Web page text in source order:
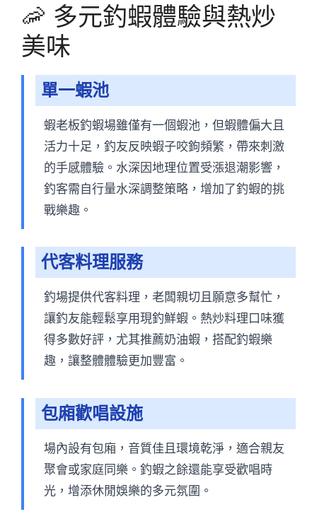
🦐 多元釣蝦體驗與熱炒
美味
單一蝦池
蝦老板釣蝦場雖僅有一個蝦池，但蝦體偏大且
活力十足，釣友反映蝦子咬鉤頻繁，帶來刺激
的手感體驗。水深因地理位置受漲退潮影響，
釣客需自行量水深調整策略，增加了釣蝦的挑
戰樂趣。
代客料理服務
釣場提供代客料理，老闆親切且願意多幫忙，
讓釣友能輕鬆享用現釣鮮蝦。熱炒料理口味獲
得多數好評，尤其推薦奶油蝦，搭配釣蝦樂
趣，讓整體體驗更加豐富。
包廂歡唱設施
場內設有包廂，音質佳且環境乾淨，適合親友
聚會或家庭同樂。釣蝦之餘還能享受歡唱時
光，增添休閒娛樂的多元氛圍。